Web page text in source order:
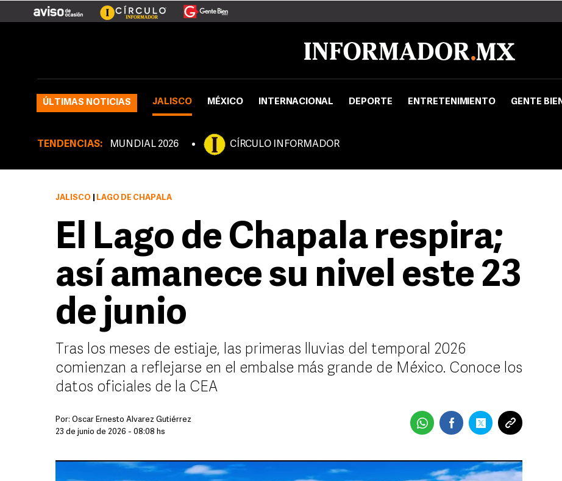
ÚLTIMAS NOTICIAS JALISCO MÉXICO INTERNACIONAL DEPORTE ENTRETENIMIENTO GENTE
TENDENCIAS: MUNDIAL 2026 CÍRCULO INFORMADOR
JALISCO LAGO DE CHAPALA
El Lago de Chapala respira;
así amanece su nivel este 23
de junio
Tras los meses de estiaje, las primeras lluvias del temporal 2026
comienzan a reflejarse en el embalse más grande de México. Conoce los
datos oficiales de la CEA
Por: Óscar Ernesto Álvarez Gutiérrez
23 de junio de 2026 - 08:08 hs